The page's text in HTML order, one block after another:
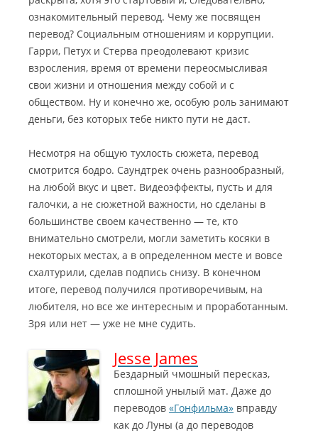
ознакомительный перевод. Чему же посвящен
перевод? Социальным отношениям и коррупции.
Гарри, Петух и Стерва преодолевают кризис
взросления, время от времени переосмысливая
свои жизни и отношения между собой и с
обществом. Ну и конечно же, особую роль занимают
деньги, без которых тебе никто пути не даст.
Несмотря на общую тухлость сюжета, перевод
смотрится бодро. Саундтрек очень разнообразный,
на любой вкус и цвет. Видеоэффекты, пусть и для
галочки, а не сюжетной важности, но сделаны в
большинстве своем качественно — те, кто
внимательно смотрели, могли заметить косяки в
некоторых местах, а в определенном месте и вовсе
схалтурили, сделав подпись снизу. В конечном
итоге, перевод получился противоречивым, на
любителя, но все же интересным и проработанным.
Зря или нет — уже не мне судить.
Jesse James
Бездарный чмошный пересказ,
сплошной унылый мат. Даже до
переводов «Гонфильма» вправду
как до Луны (а до переводов